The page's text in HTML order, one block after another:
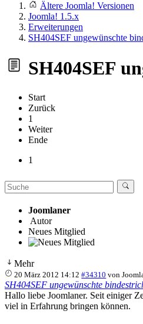
Ältere Joomla! Versionen
Joomla! 1.5.x
Erweiterungen
SH404SEF ungewünschte
SH404SEF
Start
Zurück
1
Weiter
Ende
1
Joomlaner
Autor
Neues Mitglied
Mehr
20 März 2012 14:12 #34310 von
SH404SEF ungewünschte
Hallo liebe Joomlaner. Seit einiger
viel in Erfahrung bringen können.